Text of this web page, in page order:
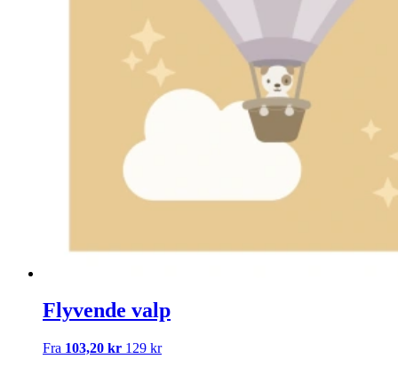
Flyvende valp
Fra 103,20 kr 129 kr